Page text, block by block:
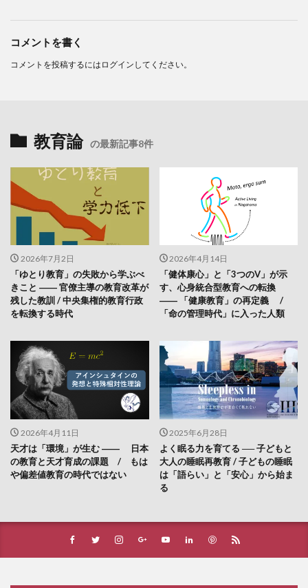
コメントを書く
コメントを投稿するには ログイン してください。
教育論 の最新記事8件
2026年7月2日
「ゆとり教育」の失敗から学ぶべ
きこと ―― 官僚主導の教育改革が
残した教訓 / 中央集権的教育行政
を転換する時代
2026年4月14日
「健体康心」と「3つのV」が示
す、心身統合型教育への転換
―― 「健康教育」の再定義 /
「命の管理時代」に入った人類
2026年4月11日
天才は「環境」が生む ―― 日本
の教育と天才育成の課題 / もは
や偏差値教育の時代ではない
2025年6月28日
よく眠る力を育てる ── 子どもと
大人の睡眠再教育 / 子どもの睡眠
は「語らい」と「安心」から始ま
る